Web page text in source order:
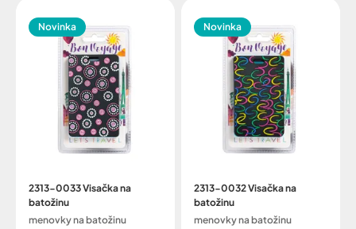
Novinka
2313-0033 Visačka na
batožinu
menovky na batožinu
Novinka
2313-0032 Visačka na
batožinu
menovky na batožinu